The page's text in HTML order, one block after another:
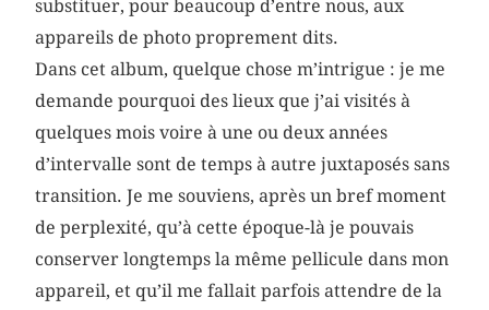
substituer, pour beaucoup d’entre nous, aux
appareils de photo proprement dits.
Dans cet album, quelque chose m’intrigue : je me
demande pourquoi des lieux que j’ai visités à
quelques mois voire à une ou deux années
d’intervalle sont de temps à autre juxtaposés sans
transition. Je me souviens, après un bref moment
de perplexité, qu’à cette époque-là je pouvais
conserver longtemps la même pellicule dans mon
appareil, et qu’il me fallait parfois attendre de la